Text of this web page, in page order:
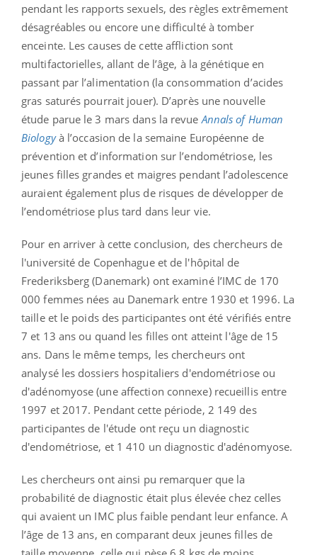
pendant les rapports sexuels, des règles extrêmement
désagréables ou encore une difficulté à tomber
enceinte. Les causes de cette affliction sont
multifactorielles, allant de l’âge, à la génétique en
passant par l’alimentation (la consommation d’acides
gras saturés pourrait jouer). D’après une nouvelle
étude parue le 3 mars dans la revue Annals of Human
Biologyà l’occasion de la semaine Européenne de
prévention et d’information sur l’endométriose, les
jeunes filles grandes et maigres pendant l’adolescence
auraient également plus de risques de développer de
l’endométriose plus tard dans leur vie.
Pour en arriver à cette conclusion, des chercheurs de
l'université de Copenhague et de l'hôpital de
Frederiksberg (Danemark) ont examiné l’IMC de 170
000 femmes nées au Danemark entre 1930 et 1996. La
taille et le poids des participantes ont été vérifiés entre
7 et 13 ans ou quand les filles ont atteint l'âge de 15
ans. Dans le même temps, les chercheurs ont
analysé les dossiers hospitaliers d'endométriose ou
d'adénomyose (une affection connexe) recueillis entre
1997 et 2017. Pendant cette période, 2 149 des
participantes de l'étude ont reçu un diagnostic
d'endométriose, et 1 410 un diagnostic d'adénomyose.
Les chercheurs ont ainsi pu remarquer que la
probabilité de diagnostic était plus élevée chez celles
qui avaient un IMC plus faible pendant leur enfance. A
l’âge de 13 ans, en comparant deux jeunes filles de